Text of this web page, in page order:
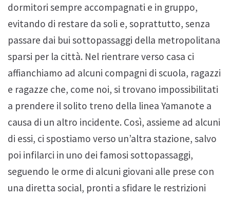
dormitori sempre accompagnati e in gruppo,
evitando di restare da soli e, soprattutto, senza
passare dai bui sottopassaggi della metropolitana
sparsi per la città. Nel rientrare verso casa ci
affianchiamo ad alcuni compagni di scuola, ragazzi
e ragazze che, come noi, si trovano impossibilitati
a prendere il solito treno della linea Yamanote a
causa di un altro incidente. Così, assieme ad alcuni
di essi, ci spostiamo verso un’altra stazione, salvo
poi infilarci in uno dei famosi sottopassaggi,
seguendo le orme di alcuni giovani alle prese con
una diretta social, pronti a sfidare le restrizioni